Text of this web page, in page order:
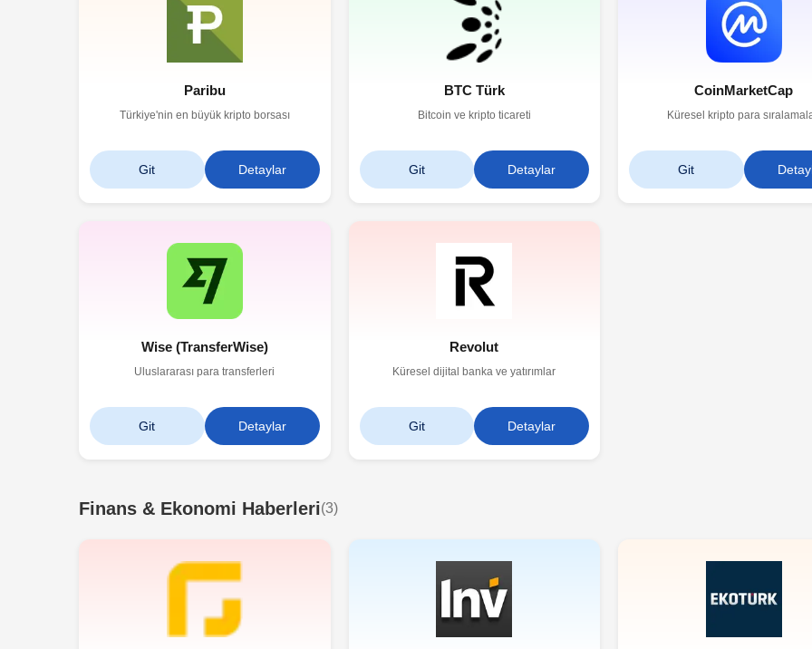
Paribu
Türkiye'nin en büyük kripto borsası
Git Detaylar
BTC Türk
Bitcoin ve kripto ticareti
Git Detaylar
CoinMarketCap
Küresel kripto para
Git
Wise (TransferWise)
Uluslararası para transferleri
Git Detaylar
Revolut
Küresel dijital banka ve yatırımlar
Git Detaylar
Finans & Ekonomi Haberleri(3)